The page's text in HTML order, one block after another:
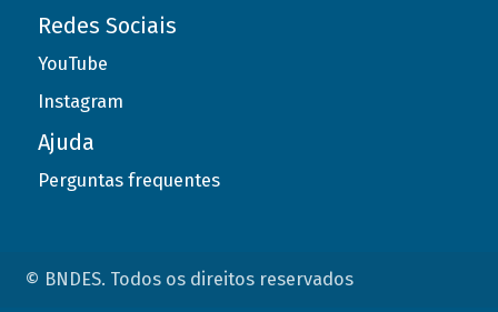
Redes Sociais
YouTube
Instagram
Ajuda
Perguntas frequentes
© BNDES. Todos os direitos reservados